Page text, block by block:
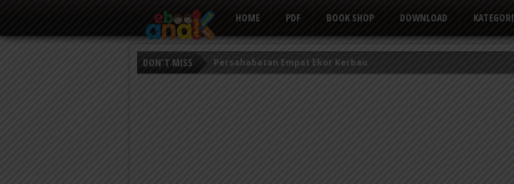
HOME PDF BOOK SHOP DOWNLOAD KATEGORI
DON'T MISS
Persahabatan Empat Ekor Kerbau